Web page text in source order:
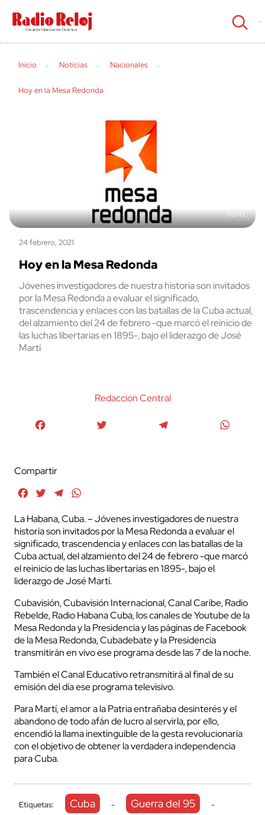
cerrar
Inicio Noticias Nacionales
Hoy en la Mesa Redonda
Mesa Redonda: Reinicio de las luchas libertarias en Cuba
24 febrero, 2021
Hoy en la Mesa Redonda
Jóvenes investigadores de nuestra historia son invitados
por la Mesa Redonda a evaluar el significado,
trascendencia y enlaces con las batallas de la Cuba actual,
del alzamiento del 24 de febrero -que marcó el reinicio de
las luchas libertarias en 1895-, bajo el liderazgo de José
Martí
Redaccion Central
Compartir
FacebookTwitterTelegram
La Habana, Cuba. – Jóvenes investigadores de nuestra
historia son invitados por la Mesa Redonda a evaluar el
significado, trascendencia y enlaces con las batallas de la
Cuba actual, del alzamiento del 24 de febrero -que marcó
el reinicio de las luchas libertarias en 1895-, bajo el
liderazgo de José Martí.
Cubavisión, Cubavisión Internacional, Canal Caribe, Radio
Rebelde, Radio Habana Cuba, los canales de Youtube de la
Mesa Redonda y la Presidencia y las páginas de Facebook
de la Mesa Redonda, Cubadebate y la Presidencia
transmitirán en vivo ese programa desde las 7 de la noche.
También el Canal Educativo retransmitirá al final de su
emisión del día ese programa televisivo.
Para Martí, el amor a la Patria entrañaba desinterés y el
abandono de todo afán de lucro al servirla, por ello,
encendió la llama inextinguible de la gesta revolucionaria
con el objetivo de obtener la verdadera independencia
para Cuba.
Etiquetas: Cuba - Guerra del 95 -